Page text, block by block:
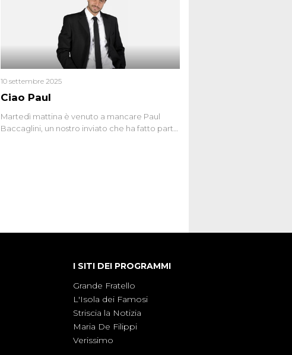
un’altra donna confessa lo stesso delitto, poi
ritratta. Due colpevoli per un solo omicidio:
errore giudiziario o giustizia cieca?
Ciao Paul
10 settembre 2025
Martedì mattina è venuto a mancare Paul
Baccaglini, un nostro inviato che ha fatto parte
I SITI DEI PROGRAMMI
Grande Fratello
L'Isola dei Famosi
Striscia la Notizia
Maria De Filippi
Verissimo